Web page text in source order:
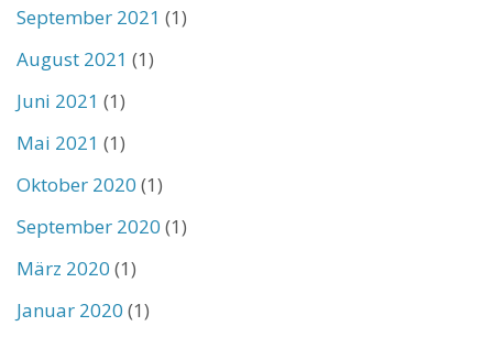
September 2021 (1)
August 2021 (1)
Juni 2021 (1)
Mai 2021 (1)
Oktober 2020 (1)
September 2020 (1)
März 2020 (1)
Januar 2020 (1)